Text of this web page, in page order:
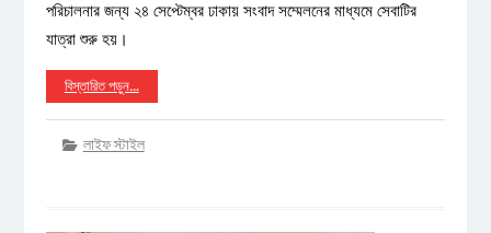
পরিচালনার জন্য ২৪ সেপ্টেম্বর ঢাকায় সংবাদ সম্মেলনের মাধ্যমে সেবাটির
যাত্রা শুরু হয়।
বিস্তারিত পড়ুন…
লাইফ স্টাইল